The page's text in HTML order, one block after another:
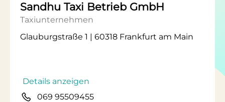
Sandhu Taxi Betrieb GmbH
Taxiunternehmen
Glauburgstraße 1 | 60318 Frankfurt am Main
Details anzeigen
069 95509455